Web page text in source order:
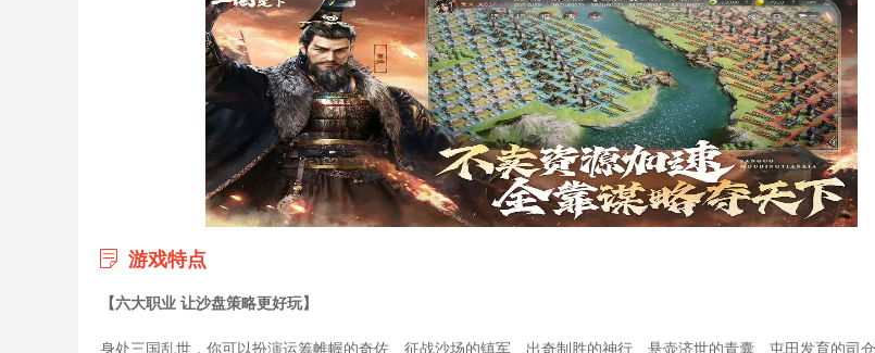
游戏特点
【六大职业 让沙盘策略更好玩】
身处三国乱世，你可以扮演运筹帷幄的奇佐、征战沙场的镇军、出奇制胜的神行、悬壶济世的青囊、屯田发育的司